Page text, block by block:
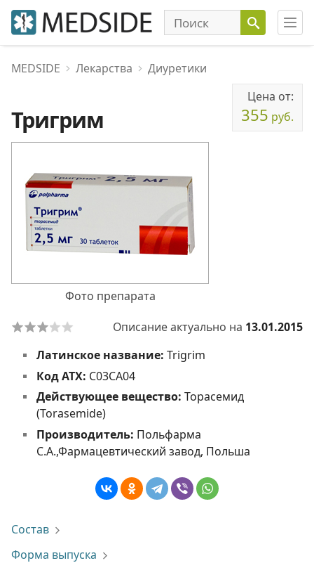
MEDSIDE Лекарства Диуретики
Тригрим
Цена от:
355 руб.
Фото препарата
Описание актуально на 13.01.2015
Латинское название: Trigrim
Код АТХ: C03CA04
Действующее вещество: Торасемид
(Torasemide)
Производитель: Польфарма
С.А.,Фармацевтический завод, Польша
Состав
Форма выпуска